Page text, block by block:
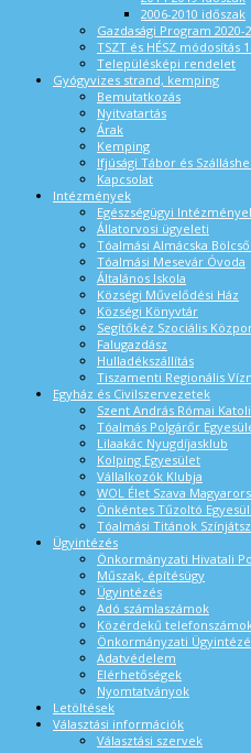
2006-2010 időszak
Gazdasági Program 2020-
TSZT és HÉSZ módosítás 1.
Településképi rendelet
Gyógyvizes strand, kemping
Bemutatkozás
Nyitvatartás
Árak
Kemping
Ifjúsági Tábor és
Kapcsolat
Intézmények
Egészségügyi
Állatorvosi ügyeleti
Tóalmási Almácska
Tóalmási Mesevár Óvoda
Általános Iskola
Községi Művelődési Ház
Községi Könyvtár
Segítőkéz Szociális
Falugazdász
Hulladékszállítás
Tiszamenti Regionális
Egyház és Civilszervezetek
Szent András Római
Tóalmás Polgárőr
Lilaakác Nyugdíjasklub
Kolping Egyesület
Vállalkozók Klubja
WOL Élet Szava
Önkéntes Tűzoltó
Tóalmási Titánok
Ügyintézés
Önkormányzati Hivatali
Műszak, építésügy
Ügyintézés
Adó számlaszámok
Közérdekű
Önkormányzati
Adatvédelem
Elérhetőségek
Nyomtatványok
Letöltések
Választási információk
Választási szervek